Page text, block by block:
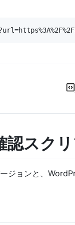
スクリ
ジョンと、